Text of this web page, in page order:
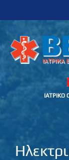
σε
περιεχόμενο